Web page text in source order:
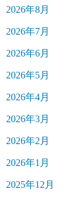
2026年8月
2026年7月
2026年6月
2026年5月
2026年4月
2026年3月
2026年2月
2026年1月
2025年12月